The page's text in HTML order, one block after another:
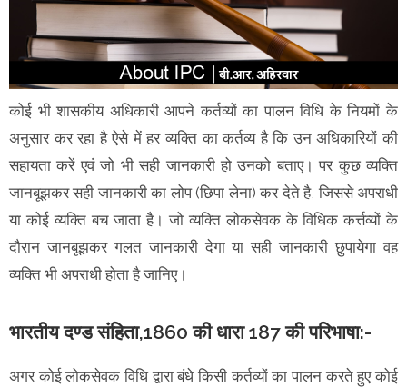
कोई भी शासकीय अधिकारी आपने कर्तव्यों का पालन विधि के नियमों के
अनुसार कर रहा है ऐसे में हर व्यक्ति का कर्तव्य है कि उन अधिकारियों की
सहायता करें एवं जो भी सही जानकारी हो उनको बताए। पर कुछ व्यक्ति
जानबूझकर सही जानकारी का लोप (छिपा लेना) कर देते है, जिससे अपराधी
या कोई व्यक्ति बच जाता है। जो व्यक्ति लोकसेवक के विधिक कर्त्तव्यों के
दौरान जानबूझकर गलत जानकारी देगा या सही जानकारी छुपायेगा वह
व्यक्ति भी अपराधी होता है जानिए।
भारतीय दण्ड संहिता,1860 की धारा 187 की परिभाषा:-
अगर कोई लोकसेवक विधि द्वारा बंधे किसी कर्तव्यों का पालन करते हुए कोई